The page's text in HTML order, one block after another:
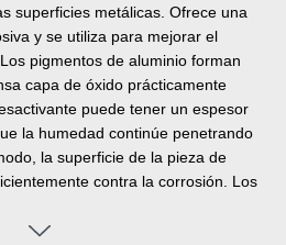
superficies metálicas. Ofrece una
y se utiliza para mejorar el
pigmentos de aluminio forman
capa de óxido prácticamente
puede tener un espesor
la humedad continúe penetrando
la superficie de la pieza de
contra la corrosión. Los
larga conservación del color.